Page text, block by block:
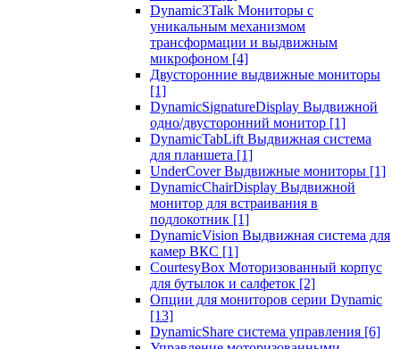
Dynamic3Talk Мониторы с
уникальным механизмом
трансформации и выдвижным
микрофоном [4]
Двусторонние выдвижные мониторы
[1]
DynamicSignatureDisplay Выдвижной
одно/двусторонний монитор [1]
DynamicTabLift Выдвижная система
для планшета [1]
UnderCover Выдвижные мониторы [1]
DynamicChairDisplay Выдвижной
монитор для встраивания в
подлокотник [1]
DynamicVision Выдвижная система для
камер ВКС [1]
CourtesyBox Моторизованный корпус
для бутылок и салфеток [2]
Опции для мониторов серии Dynamic
[13]
DynamicShare система управления [6]